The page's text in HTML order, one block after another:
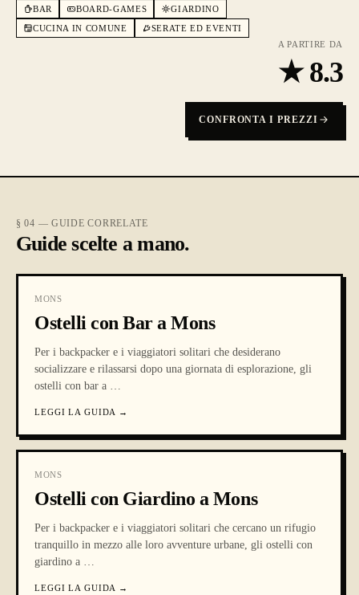
BAR BOARD-GAMES
GIARDINO
CUCINA IN COMUNE
SERATE ED EVENTI
A PARTIRE DA
★8.3
CONFRONTA I PREZZI
§ 04 — GUIDE CORRELATE
Guide scelte a mano.
MONS
Ostelli con Bar a Mons
Per i backpacker e i viaggiatori solitari che desiderano
socializzare e rilassarsi dopo una giornata di esplorazione, gli
ostelli con bar a …
LEGGI LA GUIDA →
MONS
Ostelli con Giardino a Mons
Per i backpacker e i viaggiatori solitari che cercano un rifugio
tranquillo in mezzo alle loro avventure urbane, gli ostelli con
giardino a …
LEGGI LA GUIDA →